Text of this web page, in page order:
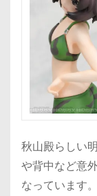
秋山殿らしい
や背中など意
なっています